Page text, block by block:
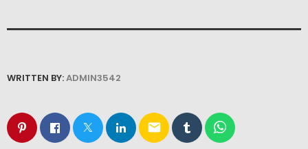
WRITTEN BY:ADMIN3542
email